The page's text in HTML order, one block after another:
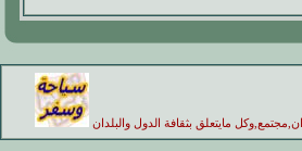
مايتعلق بثقافة الدول والبلدان